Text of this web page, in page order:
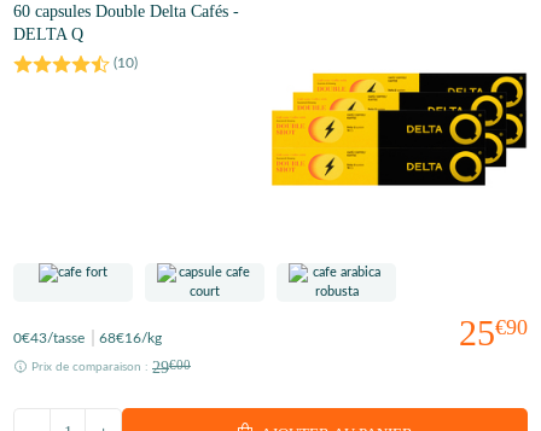
60 capsules Double Delta Cafés -
DELTA Q
(10)
25€90
0€43/tasse 68€16/kg
Prix de comparaison : 29€00